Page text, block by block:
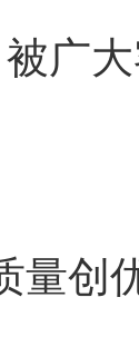
广
量创